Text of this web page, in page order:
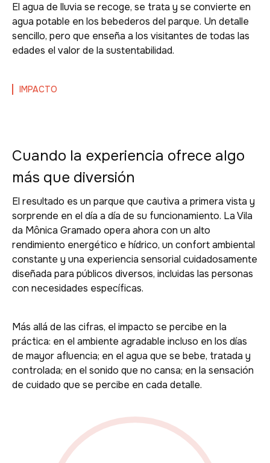
El agua de lluvia se recoge, se trata y se convierte en
agua potable en los bebederos del parque. Un detalle
sencillo, pero que enseña a los visitantes de todas las
edades el valor de la sustentabilidad.
IMPACTO
Cuando la experiencia ofrece algo
más que diversión
El resultado es un parque que cautiva a primera vista y
sorprende en el día a día de su funcionamiento. La Vila
da Mônica Gramado opera ahora con un alto
rendimiento energético e hídrico, un confort ambiental
constante y una experiencia sensorial cuidadosamente
diseñada para públicos diversos, incluidas las personas
con necesidades específicas.
Más allá de las cifras, el impacto se percibe en la
práctica: en el ambiente agradable incluso en los días
de mayor afluencia; en el agua que se bebe, tratada y
controlada; en el sonido que no cansa; en la sensación
de cuidado que se percibe en cada detalle.